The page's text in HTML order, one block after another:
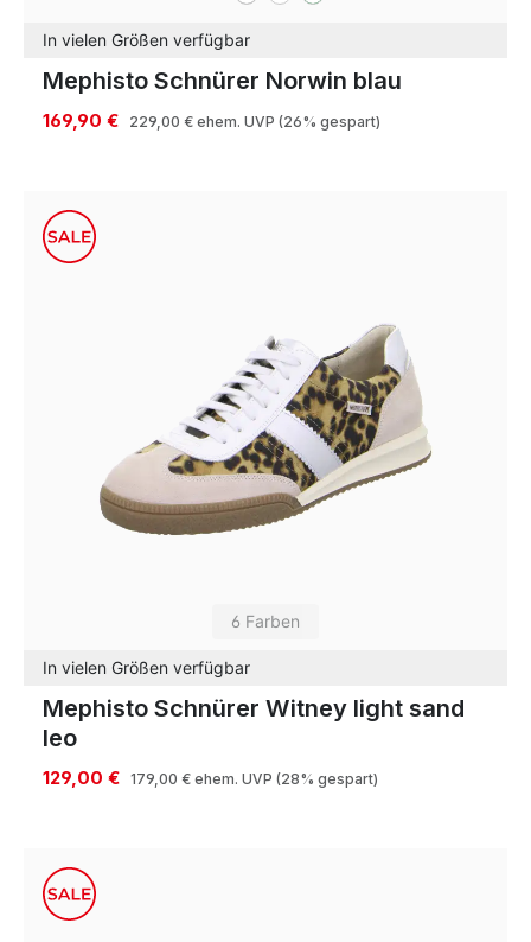
In vielen Größen verfügbar
Mephisto Schnürer Norwin blau
169,90 € 229,00 € ehem. UVP (26% gespart)
6 Farben
In vielen Größen verfügbar
Mephisto Schnürer Witney light sand
leo
129,00 € 179,00 € ehem. UVP (28% gespart)